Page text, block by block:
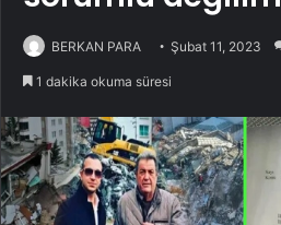
BERKAN PARA Şubat 11, 2023
1 dakika okuma süresi